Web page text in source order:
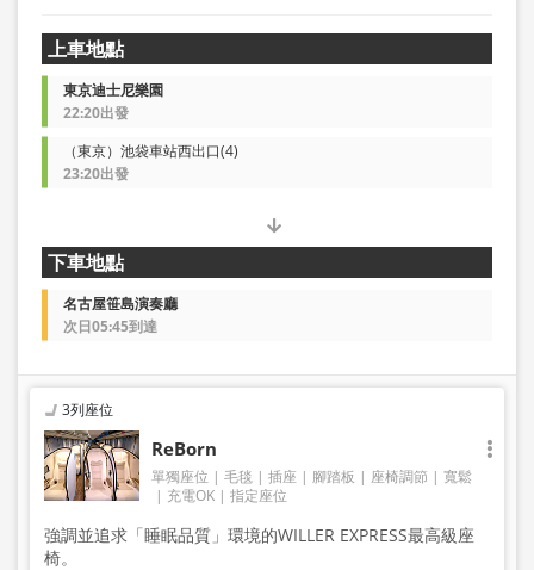
上車地點
東京迪士尼樂園
22:20出發
（東京）池袋車站西出口(4)
23:20出發
下車地點
名古屋笹島演奏廳
次日05:45到達
3列座位
ReBorn
單獨座位 毛毯 插座 腳踏板 座椅調節
寬鬆
充電OK
指定座位
強調並追求「睡眠品質」環境的WILLER EXPRESS最高級座
椅。